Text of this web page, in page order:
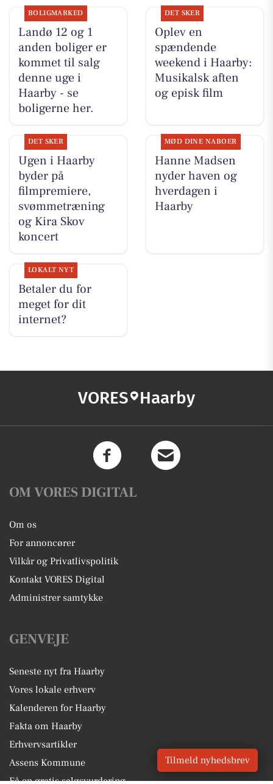
BOLIGMARKED
Landø 12 og 1
anden boliger er
kommet til salg
denne uge i
Haarby - se
boligerne her.
DET SKER
Oplev en
spændende
weekend i Haarby:
Musikalsk aften
og episk film
DET SKER
Ugen i Haarby
byder på
filmpremiere,
svømmetræning
og Kira Skov
koncert
MØD DINE NABOER
Hanne Madsen
nyder haven og
hverdagen i
Haarby
LOKALT NYT
Betaler du for
meget for dit
internet?
VORES Haarby
OM VORES DIGITAL
Om os
For annoncører
Vilkår og Privatlivspolitik
Kontakt VORES Digital
Administrer samtykke
GENVEJE
Seneste nyt fra Haarby
Vores lokale erhverv
Kalenderen for Haarby
Fakta om Haarby
Erhvervsartikler
Assens Kommune
Få en gratis salgsvurdering
Tilmeld nyhedsbrev